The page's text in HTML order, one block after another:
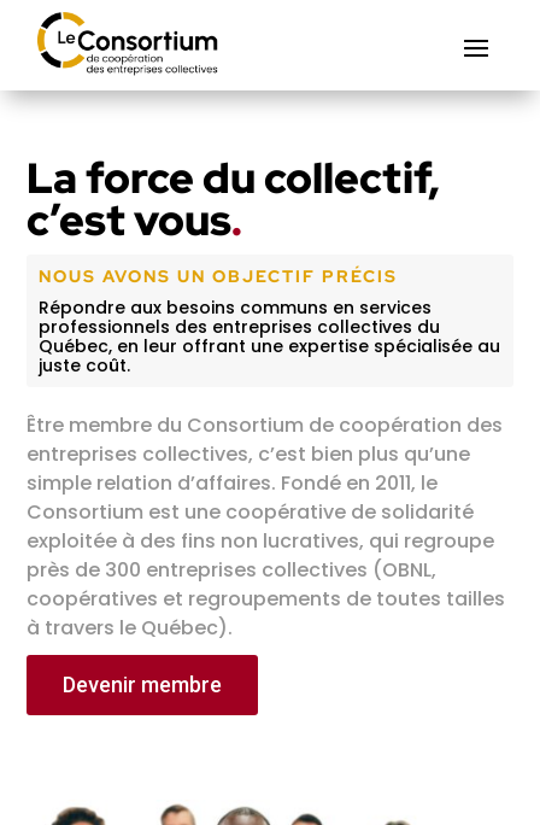
La force du collectif,
c’est vous.
NOUS AVONS UN OBJECTIF PRÉCIS
Répondre aux besoins communs en services
professionnels des entreprises collectives du
Québec, en leur offrant une expertise spécialisée au
juste coût.
Être membre du Consortium de coopération des
entreprises collectives, c’est bien plus qu’une
simple relation d’affaires. Fondé en 2011, le
Consortium est une coopérative de solidarité
exploitée à des fins non lucratives, qui regroupe
près de 300 entreprises collectives (OBNL,
coopératives et regroupements de toutes tailles
à travers le Québec).
Devenir membre